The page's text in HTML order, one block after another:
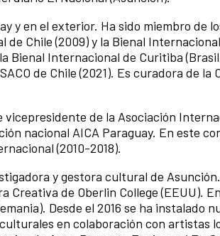
y en el exterior. Ha sido miembro de
de Chile (2009) y la Bienal
Bienal Internacional de Curitiba
de Chile (2021). Es curadora de
de la Asociación
nacional AICA Paraguay. En este
(2010-2018).
y gestora cultural de
de Oberlin College (EEUU).
Desde el 2016 se ha instalado
en colaboración con artistas